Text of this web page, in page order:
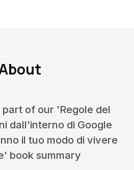
of our 'Regole del
dall'interno di Google
il tuo modo di vivere
book summary